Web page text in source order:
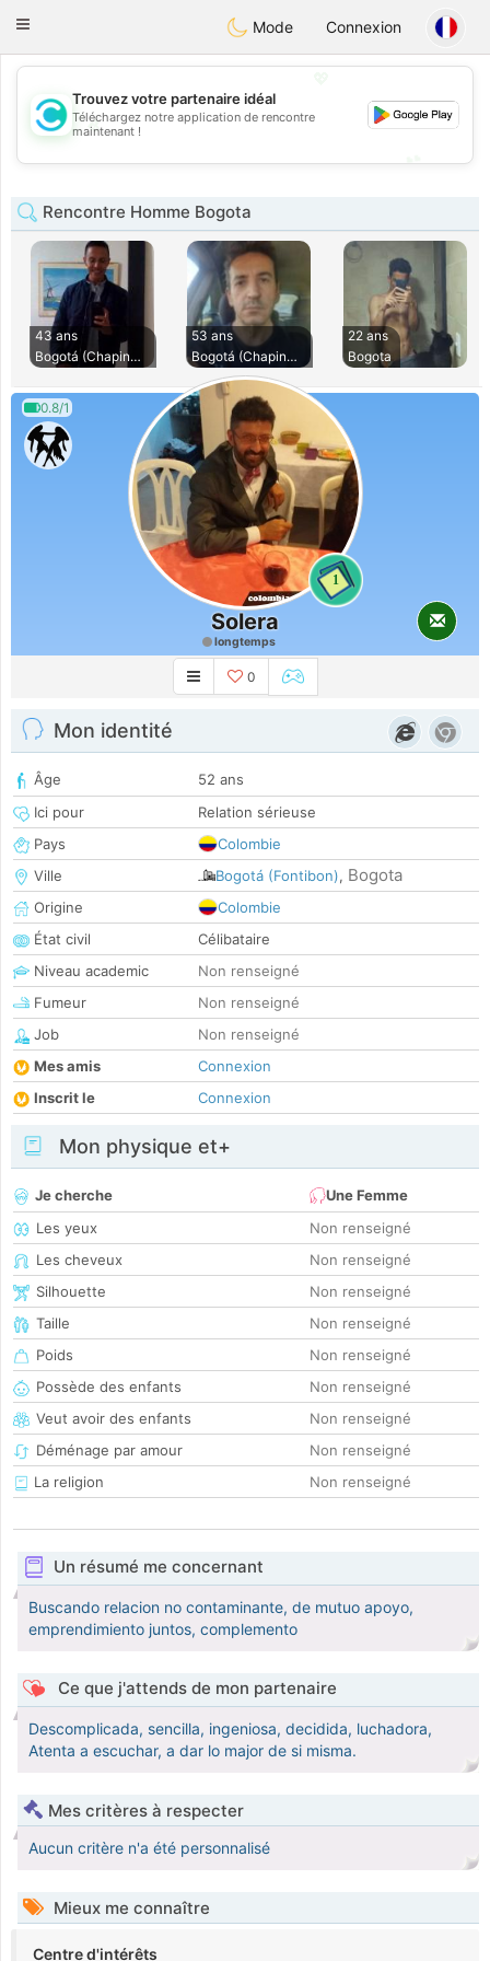
olombiaCitas
Toggle
Mode Connexion
💖
💕
Trouvez votre partenaire idéal
Téléchargez notre application de rencontre
maintenant !
Rencontre Homme Bogota
43 ans
Bogotá (Chapinero)
53 ans
Bogotá (Chapinero)
22 ans
Bogota
0.8/1
1
Solera
longtemps
0
Mon identité
Âge
52 ans
Ici pour
Relation sérieuse
Pays
Colombie
Ville
Bogotá (Fontibon), Bogota
Origine
Colombie
État civil
Célibataire
Niveau academic
Non renseigné
Fumeur
Non renseigné
Job
Non renseigné
Mes amis
Connexion
Inscrit le
Connexion
Mon physique et+
Je cherche
Une Femme
Les yeux
Non renseigné
Les cheveux
Non renseigné
Silhouette
Non renseigné
Taille
Non renseigné
Poids
Non renseigné
Possède des enfants
Non renseigné
Veut avoir des enfants
Non renseigné
Déménage par amour
Non renseigné
La religion
Non renseigné
Un résumé me concernant
Buscando relacion no contaminante, de mutuo apoyo,
emprendimiento juntos, complemento
Ce que j'attends de mon partenaire
Descomplicada, sencilla, ingeniosa, decidida, luchadora,
Atenta a escuchar, a dar lo major de si misma.
Mes critères à respecter
Aucun critère n'a été personnalisé
Mieux me connaître
Centre d'intérêts